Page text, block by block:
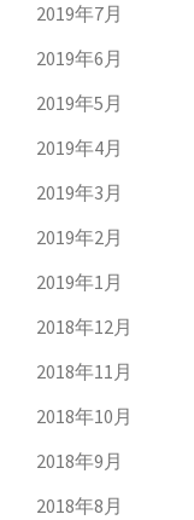
2019年7月
2019年6月
2019年5月
2019年4月
2019年3月
2019年2月
2019年1月
2018年12月
2018年11月
2018年10月
2018年9月
2018年8月